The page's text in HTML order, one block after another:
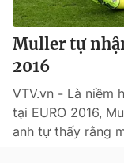
Chân dung
Bóng đá
Muller tự
2016
VTV.vn - Là niềm
tại EURO 2016,
anh tự thấy rằng